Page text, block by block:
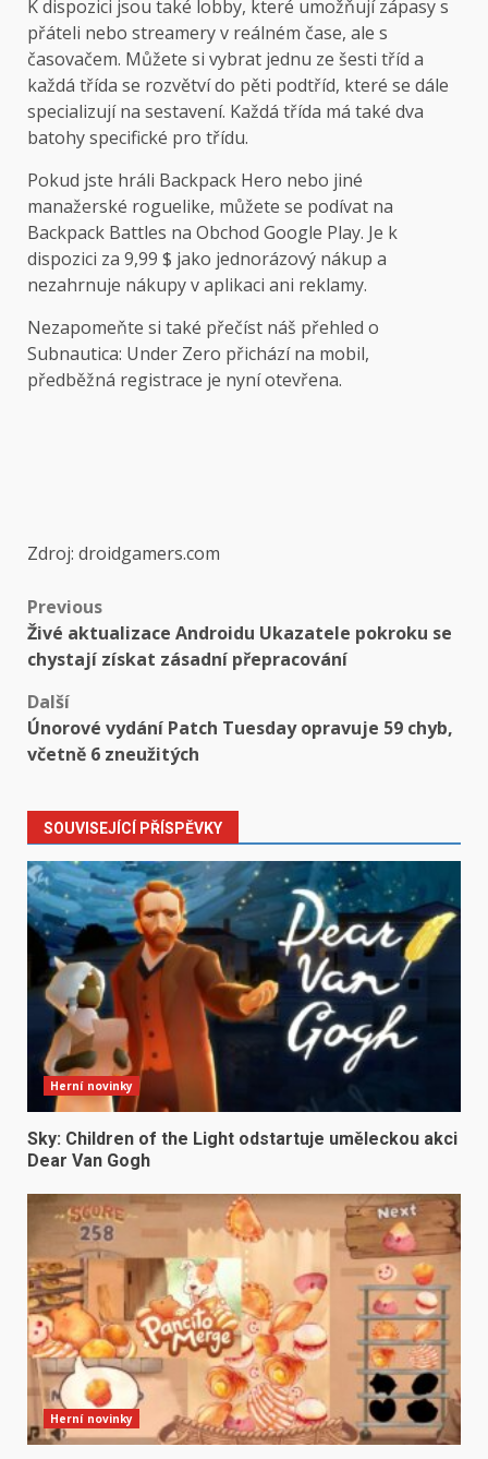
K dispozici jsou také lobby, které umožňují zápasy s
přáteli nebo streamery v reálném čase, ale s
časovačem. Můžete si vybrat jednu ze šesti tříd a
každá třída se rozvětví do pěti podtříd, které se dále
specializují na sestavení. Každá třída má také dva
batohy specifické pro třídu.
Pokud jste hráli Backpack Hero nebo jiné
manažerské roguelike, můžete se podívat na
Backpack Battles na Obchod Google Play. Je k
dispozici za 9,99 $ jako jednorázový nákup a
nezahrnuje nákupy v aplikaci ani reklamy.
Nezapomeňte si také přečíst náš přehled o
Subnautica: Under Zero přichází na mobil,
předběžná registrace je nyní otevřena.
Zdroj: droidgamers.com
Post
navigation
Previous
Živé aktualizace Androidu Ukazatele pokroku se
chystají získat zásadní přepracování
Další
Únorové vydání Patch Tuesday opravuje 59 chyb,
včetně 6 zneužitých
SOUVISEJÍCÍ PŘÍSPĚVKY
Herní novinky
Sky: Children of the Light odstartuje uměleckou akci
Dear Van Gogh
Herní novinky